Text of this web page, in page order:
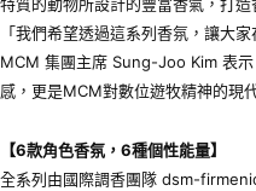
「我們希望透過這系列香氛，讓大
MCM 集團主席 Sung-Joo Kim 表
感，更是MCM對數位遊牧精神的現代
【6款角色香氛， 6種個性能量】
全系列由國際調香團隊 dsm-